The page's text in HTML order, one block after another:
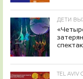
ДЕТИ
TEL AVIV